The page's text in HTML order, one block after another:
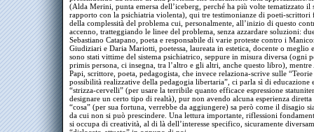
(Alda Merini, punta emersa dell’iceberg, perché ha più volte tematizzato il
rapporto con la psichiatria violenta), qui tre testimonianze di poeti-scrittori
della complessità del problema cui, personalmente, all’inizio di questo
accenno, tratteggiando le linee del problema, senza azzardare soluzioni:
Sebastiano Catapano, poeta e responsabile di varie proteste contro i
Giudiziari e Daria Mariotti, poetessa, laureata in estetica, docente o meglio
sono stati vittime del sistema psichiatrico, seppure in misura diversa (ogni
primis persona, ci insegna, tra l’altro e gli altri, anche questo libro), mentre
Papi, scrittore, poeta, pedagogista, che invece relaziona-scrive sulle “Teorie
possibilità realizzative della pedagogia libertaria”, ci parla sì di educazione
“strizza-cervelli” (per usare la terribile quanto efficace espressione
designare un certo tipo di realtà), pur non avendo alcuna esperienza diretta
“cosa” (per sua fortuna, verrebbe da aggiungere) sa però come il disagio
da cui non si può prescindere. Una lettura importante, riflessioni
si occupa di creatività, al di là dell’interesse specifico, sicuramente